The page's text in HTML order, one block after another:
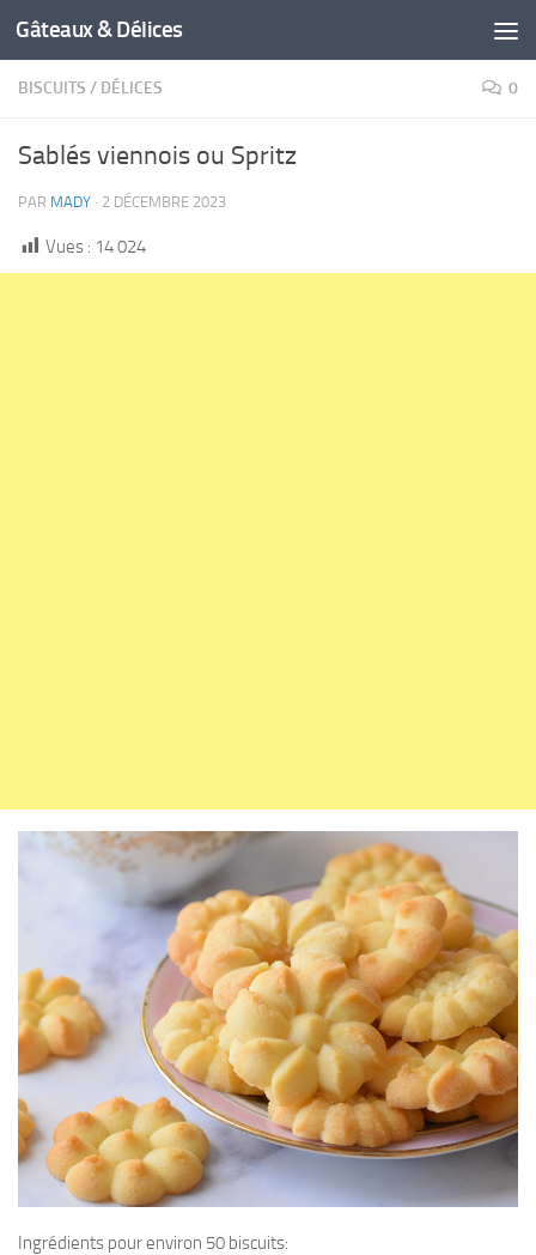
Gâteaux & Délices
BISCUITS / DÉLICES 0
Sablés viennois ou Spritz
PAR MADY · 2 DÉCEMBRE 2023
Vues : 14 024
Ingrédients pour environ 50 biscuits: